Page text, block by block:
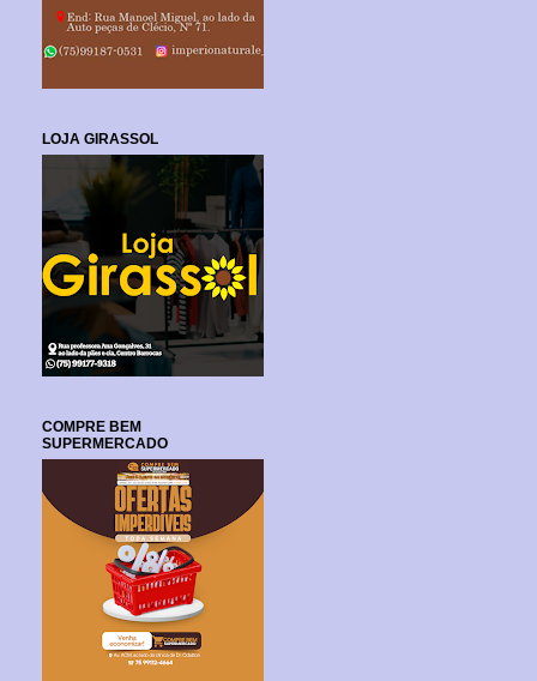
LOJA GIRASSOL
COMPRE BEM
SUPERMERCADO